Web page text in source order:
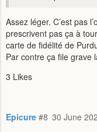
Assez léger. C’est pas
prescrivent pas ça à
carte de fidélité de
Par contre ça file grave
3 Likes
Epicure 30 June
#8